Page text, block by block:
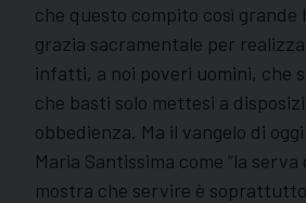
che questo compito così grande
grazia sacramentale per
infatti, a noi poveri uomini, che
che basti solo mettesi a
obbedienza. Ma il vangelo di
Maria Santissima come “la serva
mostra che servire è